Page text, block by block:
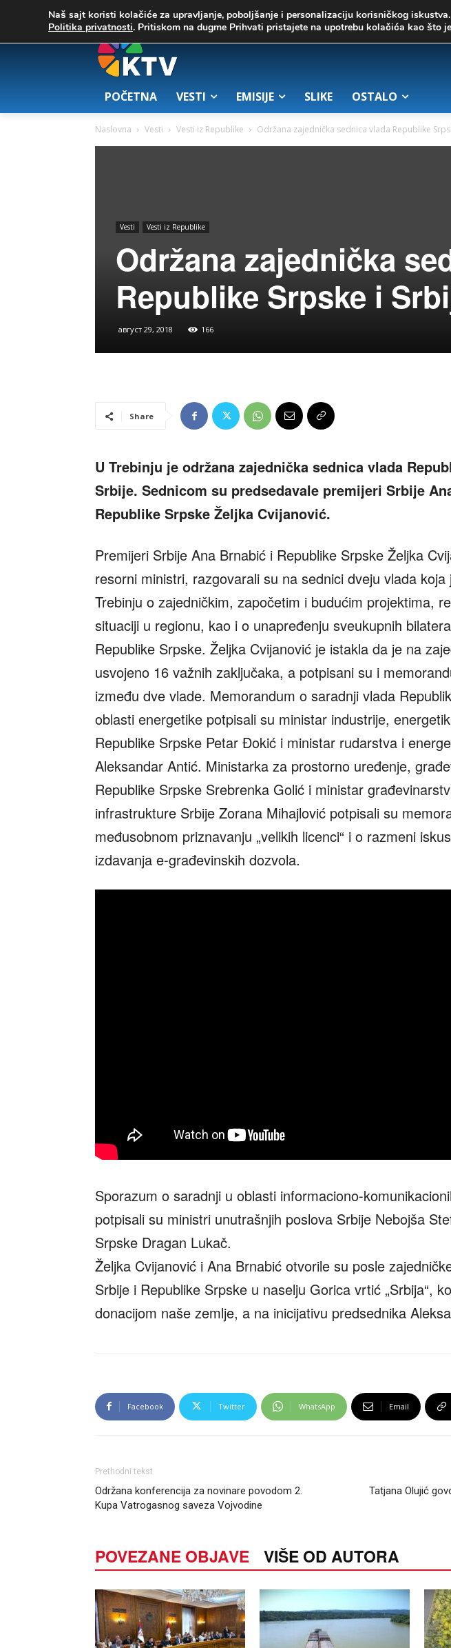
23.5 Zrenjanin 06. август 2026.
POČETNA VESTI EMISIJE SLIKE OSTALO
Naslovna Vesti Vesti iz Republike Održana zajednička sednica vlada Republike
Vesti Vesti iz Republike
Održana zajednička
Republike Srpske i
август 29, 2018 166
Share
U Trebinju je održana zajednička sednica vlada
Srbije. Sednicom su predsedavale premijeri Srbije
Republike Srpske Željka Cvijanović.
Premijeri Srbije Ana Brnabić i Republike Srpske Željka
resorni ministri, razgovarali su na sednici dveju vlada koja
Trebinju o zajedničkim, započetim i budućim projektima,
situaciji u regionu, kao i o unapređenju sveukupnih
Republike Srpske. Željka Cvijanović je istakla da je na
usvojeno 16 važnih zaključaka, a potpisani su i
između dve vlade. Memorandum o saradnji vlada
oblasti energetike potpisali su ministar industrije,
Republike Srpske Petar Đokić i ministar rudarstva i
Aleksandar Antić. Ministarka za prostorno uređenje,
Republike Srpske Srebrenka Golić i ministar
infrastrukture Srbije Zorana Mihajlović potpisali su
međusobnom priznavanju „velikih licenci“ i o razmeni
izdavanja e-građevinskih dozvola.
Sporazum o saradnji u oblasti informaciono-
potpisali su ministri unutrašnjih poslova Srbije Nebojša
Srpske Dragan Lukač.
Željka Cvijanović i Ana Brnabić otvorile su posle
Srbije i Republike Srpske u naselju Gorica vrtić „Srbija“,
donacijom naše zemlje, a na inicijativu predsednika
Facebook Twitter WhatsApp Email
Prethodni tekst
Održana konferencija za novinare povodom 2.
Kupa Vatrogasnog saveza Vojvodine
Tatjana Olujić
POVEZANE OBJAVE VIŠE OD AUTORA
Naš sajt koristi kolačiće za upravljanje, poboljšanje i personalizaciju korisničkog
Politika privatnosti. Pritiskom na dugme Prihvati pristajete na upotrebu kolačića kao što